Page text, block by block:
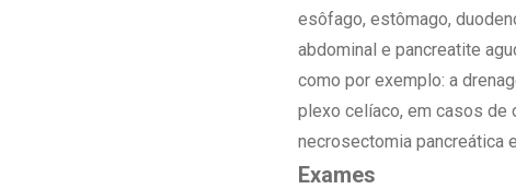
esôfago, estômago,
abdominal e pancreatite
como por exemplo: a
plexo celíaco, em casos de
necrosectomia pancreática
Exames